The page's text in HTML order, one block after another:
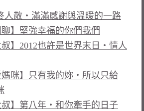
人散‧滿滿感謝與溫暖的一路
】堅強幸福的你們我們
】2012也許是世界末日‧情人
咪】只有我的妳‧所以只給
】第八年‧和你牽手的日子